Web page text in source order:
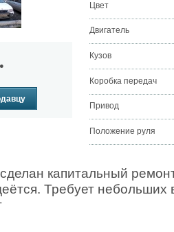
Цвет
Двигатель
Кузов
Коробка передач
Привод
Положение руля
капитальный
Требует небольших